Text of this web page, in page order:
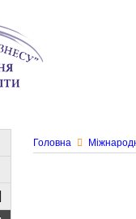
Головна